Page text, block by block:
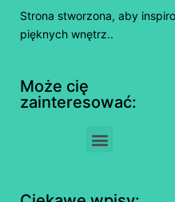
Strona stworzona, aby
pięknych wnętrz..
Może cię
zainteresować: